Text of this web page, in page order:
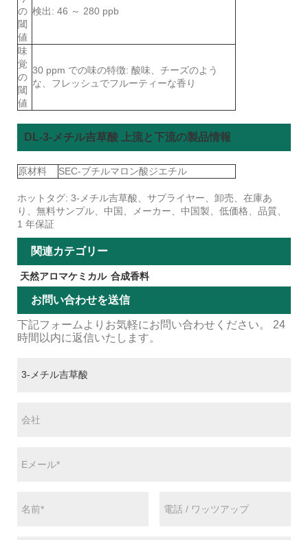
の
閾
値
検出: 46 ～ 280 ppb
味
覚
の
閾
値
30 ppm での味の特徴: 酸味、チーズのよう
な、フレッシュでフルーティーな香り
DL-3-メチル吉草酸 上流と下流の製品情報
原材料 SEC-ブチルマロン酸ジエチル
ホットタグ: 3-メチル吉草酸、サプライヤー、卸売、在庫あ
り、無料サンプル、中国、メーカー、中国製、低価格、品質、
1 年保証
関連カテゴリー
天然アロマケミカル 合成香料
お問い合わせを送信
下記フォームよりお気軽にお問い合わせください。 24
時間以内に返信いたします。